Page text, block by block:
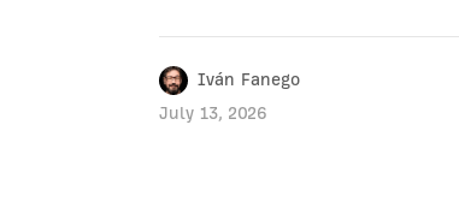
Iván Fanego
July 13, 2026